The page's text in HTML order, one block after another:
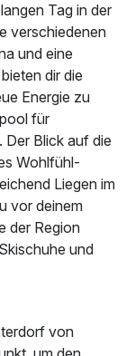
Tag in der
verschiedenen
und eine
dir die
Energie zu
für
Der Blick auf die
Wohlfühl-
Liegen im
vor deinem
der Region
und
von